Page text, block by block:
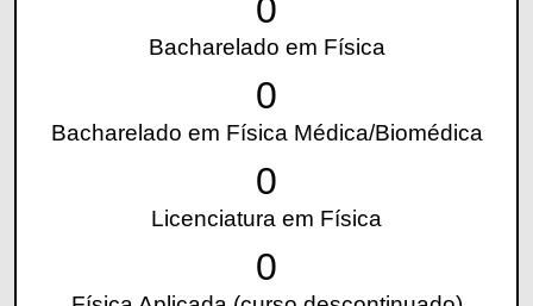
0
Bacharelado em Física
0
Bacharelado em Física Médica/Biomédica
0
Licenciatura em Física
0